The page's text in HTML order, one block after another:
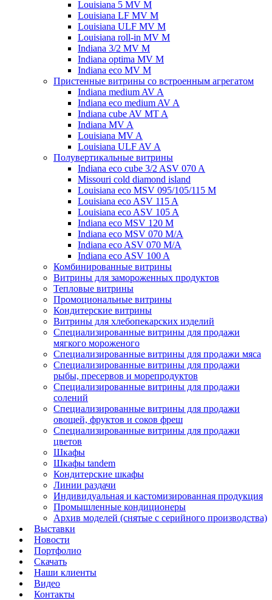
Louisiana 5 MV M
Louisiana LF MV M
Louisiana ULF MV M
Louisiana roll-in MV M
Indiana 3/2 MV M
Indiana optima MV M
Indiana eco MV M
Пристенные витрины со встроенным агрегатом
Indiana medium AV A
Indiana eco medium AV A
Indiana cube AV MT A
Indiana MV A
Louisiana MV A
Louisiana ULF AV A
Полувертикальные витрины
Indiana eco cube 3/2 ASV 070 A
Missouri cold diamond island
Louisiana eco MSV 095/105/115 M
Louisiana eco ASV 115 A
Louisiana eco ASV 105 A
Indiana eco MSV 120 M
Indiana eco MSV 070 M/A
Indiana eco ASV 070 M/A
Indiana eco ASV 100 A
Комбинированные витрины
Витрины для замороженных продуктов
Тепловые витрины
Промоциональные витрины
Кондитерские витрины
Витрины для хлебопекарских изделий
Специализированные витрины для продажи
мягкого мороженого
Специализированные витрины для продажи мяса
Специализированные витрины для продажи
рыбы, пресервов и морепродуктов
Специализированные витрины для продажи
солений
Специализированные витрины для продажи
овощей, фруктов и соков фреш
Специализированные витрины для продажи
цветов
Шкафы
Шкафы tandem
Кондитерские шкафы
Линии раздачи
Индивидуальная и кастомизированная продукция
Промышленные кондиционеры
Архив моделей (снятые с серийного производства)
Выставки
Новости
Портфолио
Скачать
Наши клиенты
Видео
Контакты